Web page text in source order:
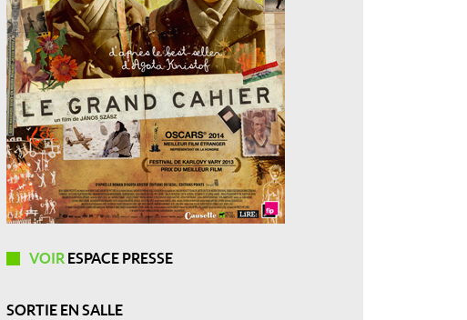
VOIR ESPACE PRESSE
SORTIE EN SALLE